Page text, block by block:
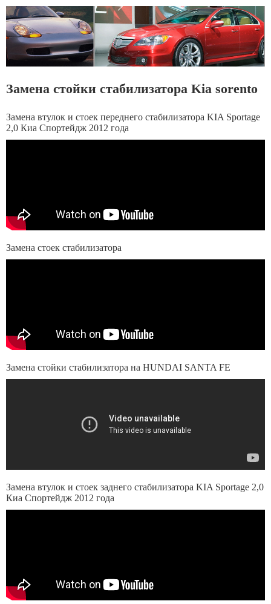
Замена стойки стабилизатора Kia sorento
Замена втулок и стоек переднего стабилизатора KIA Sportage
2,0 Киа Спортейдж 2012 года
Замена стоек стабилизатора
Замена стойки стабилизатора на HUNDAI SANTA FE
Замена втулок и стоек заднего стабилизатора KIA Sportage 2,0
Киа Спортейдж 2012 года